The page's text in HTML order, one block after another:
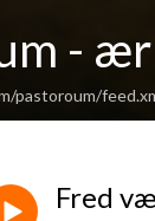
-
pastoroum/
Fred